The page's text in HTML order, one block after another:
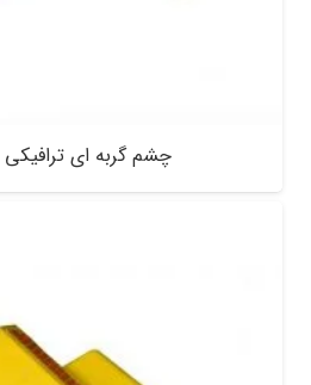
چشم گربه ای ترافیکی